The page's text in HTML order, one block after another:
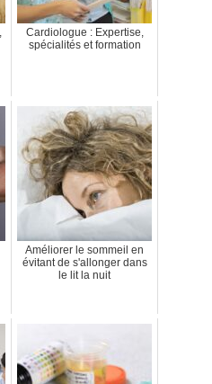
Cardiologue : Expertise,
spécialités et formation
Améliorer le sommeil en
évitant de s'allonger dans
le lit la nuit